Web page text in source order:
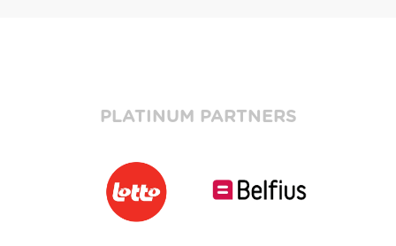
PLATINUM PARTNERS